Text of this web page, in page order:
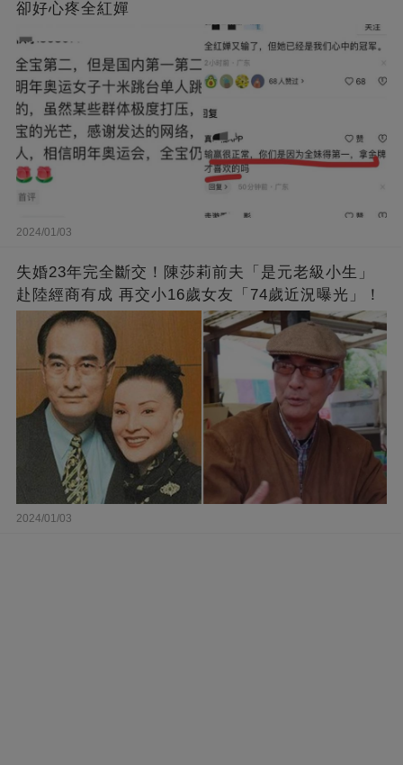
卻好心疼全紅嬋
2024/01/03
失婚23年完全斷交！陳莎莉前夫「是元老級小生」
赴陸經商有成 再交小16歲女友「74歲近況曝光」！
2024/01/03